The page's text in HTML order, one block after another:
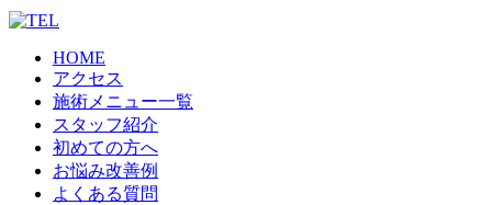
HOME
アクセス
施術メニュー一覧
スタッフ紹介
初めての方へ
お悩み改善例
よくある質問